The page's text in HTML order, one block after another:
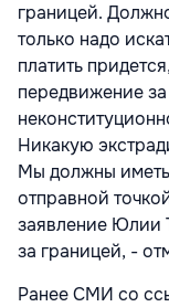
границей.
только надо
платить
передвижение
Никакую
Мы должны
отправной
заявление Юлии
за границей, -
Ранее СМИ со